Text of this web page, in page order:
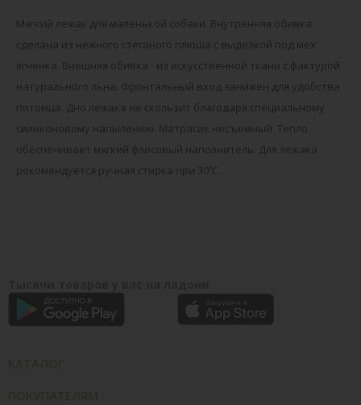
Мягкий лежак для маленькой собаки. Внутренняя обивка
сделана из нежного стеганого плюша с выделкой под мех
ягненка. Внешняя обивка - из искусственной ткани с фактурой
натурального льна. Фронтальный вход занижен для удобства
питомца. Дно лежака не скользит благодаря специальному
силиконовому напылению. Матрасик несъемный. Тепло
обеспечивает мягкий флисовый наполнитель. Для лежака
рекомендуется ручная стирка при 30ºС.